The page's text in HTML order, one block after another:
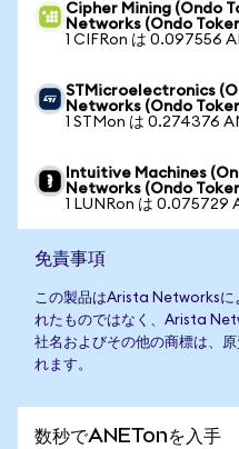
Cipher Mining (Ondo
Networks (Ondo
1 CIFRon は 0.097556
STMicroelectronics
Networks (Ondo
1 STMon は 0.274376
Intuitive Machines
Networks (Ondo
1 LUNRon は 0.075729
免責事項
この製品はArista Networksに
れたものではなく、Arista
社名およびその他の商標は、
れます。
数秒でANETonを入手